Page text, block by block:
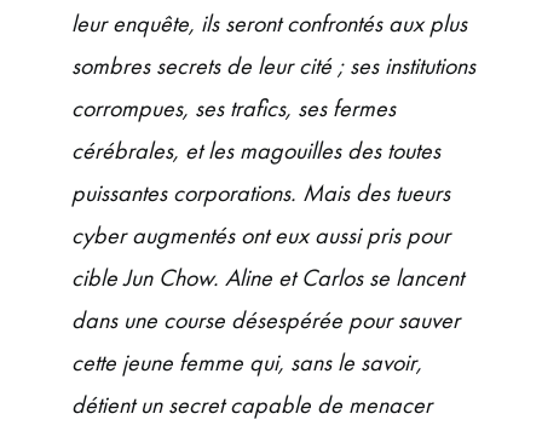
leur enquête, ils seront confrontés aux plus
sombres secrets de leur cité ; ses institutions
corrompues, ses trafics, ses fermes
cérébrales, et les magouilles des toutes
puissantes corporations. Mais des tueurs
cyber augmentés ont eux aussi pris pour
cible Jun Chow. Aline et Carlos se lancent
dans une course désespérée pour sauver
cette jeune femme qui, sans le savoir,
détient un secret capable de menacer